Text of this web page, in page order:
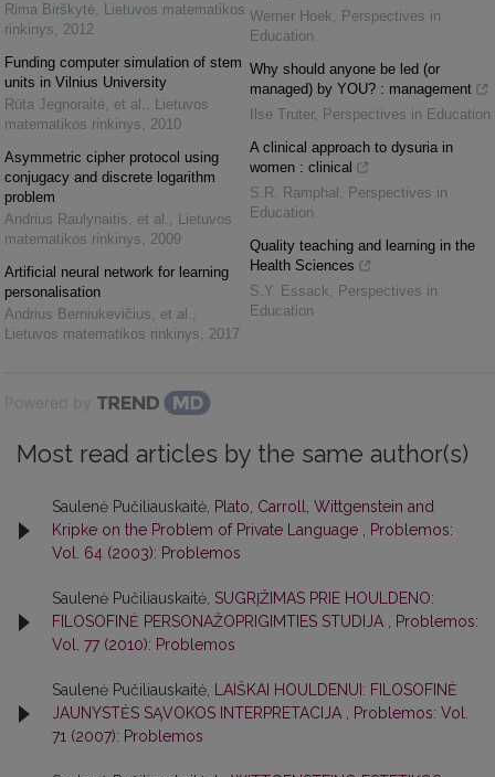
Rima Birškytė, Lietuvos matematikos
rinkinys, 2012
Funding computer simulation of stem
units in Vilnius University
Rūta Jegnoraitė, et al. , Lietuvos
matematikos rinkinys, 2010
Asymmetric cipher protocol using
conjugacy and discrete logarithm
problem
Andrius Raulynaitis, et al. , Lietuvos
matematikos rinkinys, 2009
Artificial neural network for learning
personalisation
Andrius Berniukevičius, et al. ,
Lietuvos matematikos rinkinys, 2017
Werner Hoek, Perspectives in
Education
Why should anyone be led (or
managed) by YOU? : management
Ilse Truter, Perspectives in Education
A clinical approach to dysuria in
women : clinical
S.R. Ramphal , Perspectives in
Education
Quality teaching and learning in the
Health Sciences
S.Y. Essack, Perspectives in
Education
Powered by
Most read articles by the same author(s)
Saulenė Pučiliauskaitė, Plato, Carroll, Wittgenstein and
Kripke on the Problem of Private Language
Problemos:
Vol. 64 (2003): Problemos
Saulenė Pučiliauskaitė, SUGRĮŽIMAS PRIE HOULDENO:
FILOSOFINĖ PERSONAŽOPRIGIMTIES STUDIJA
Problemos:
Vol. 77 (2010): Problemos
Saulenė Pučiliauskaitė,
LAIŠKAI HOULDENUI: FILOSOFINĖ
JAUNYSTĖS SĄVOKOS INTERPRETACIJA
Problemos: Vol.
71 (2007): Problemos